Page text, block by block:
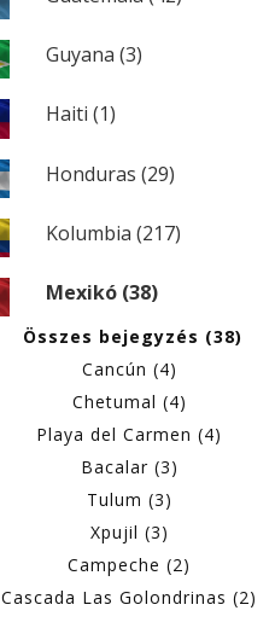
Guyana (3)
Haiti (1)
Honduras (29)
Kolumbia (217)
Mexikó (38)
Összes bejegyzés (38)
Cancún (4)
Chetumal (4)
Playa del Carmen (4)
Bacalar (3)
Tulum (3)
Xpujil (3)
Campeche (2)
Cascada Las Golondrinas (2)